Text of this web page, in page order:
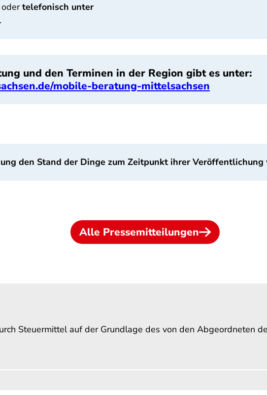
odertelefonisch unter
und den Terminen in der Region gibt es unter:
mobile-beratung-mittelsachsen
den Stand der Dinge zum Zeitpunkt ihrer
Alle Pressemitteilungen
Steuermittel auf der Grundlage des von den Abgeordneten